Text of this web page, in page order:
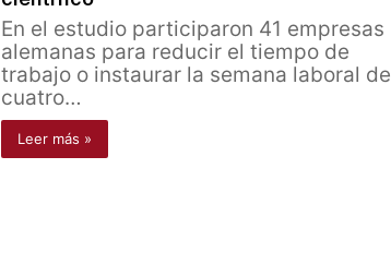
En el estudio participaron 41 empresas
alemanas para reducir el tiempo de
trabajo o instaurar la semana laboral de
cuatro…
Leer más »